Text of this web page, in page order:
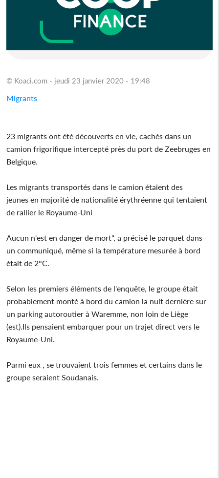
© Koaci.com - jeudi 23 janvier 2020 - 19:48
Migrants
23 migrants ont été découverts en vie, cachés dans un
camion frigorifique intercepté près du port de Zeebruges en
Belgique.
Les migrants transportés dans le camion étaient des
jeunes en majorité de nationalité érythréenne qui tentaient
de rallier le Royaume-Uni
Aucun n'est en danger de mort", a précisé le parquet dans
un communiqué, même si la température mesurée à bord
était de 2°C.
Selon les premiers éléments de l'enquête, le groupe était
probablement monté à bord du camion la nuit dernière sur
un parking autoroutier à Waremme, non loin de Liège
(est).Ils pensaient embarquer pour un trajet direct vers le
Royaume-Uni.
Parmi eux , se trouvaient trois femmes et certains dans le
groupe seraient Soudanais.